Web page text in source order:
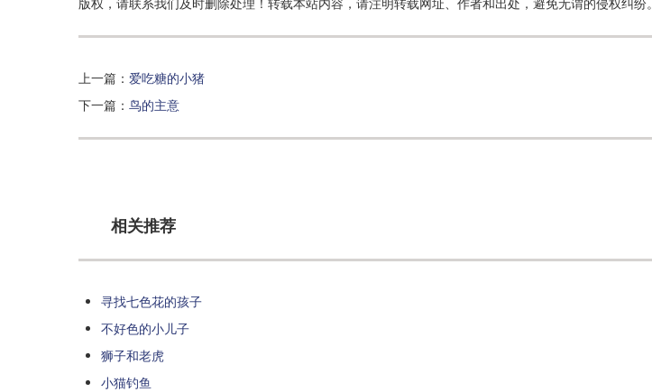
上一篇： 爱吃糖的小猪
下一篇： 鸟的主意
相关推荐
寻找七色花的孩子
不好色的小儿子
狮子和老虎
小猫钓鱼